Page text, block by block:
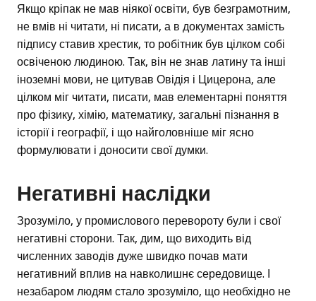
Якщо кріпак не мав ніякої освіти, був безграмотним,
не вмів ні читати, ні писати, а в документах замість
підпису ставив хрестик, то робітник був цілком собі
освіченою людиною. Так, він не знав латину та інші
іноземні мови, не цитував Овідія і Цицерона, але
цілком міг читати, писати, мав елементарні поняття
про фізику, хімію, математику, загальні пізнання в
історії і географії, і що найголовніше міг ясно
формулювати і доносити свої думки.
Негативні наслідки
Зрозуміло, у промислового перевороту були і свої
негативні сторони. Так, дим, що виходить від
численних заводів дуже швидко почав мати
негативний вплив на навколишнє середовище. І
незабаром людям стало зрозуміло, що необхідно не